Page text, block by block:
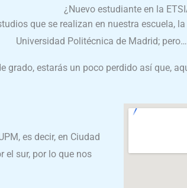
¿Nuevo estudiante en la
que se realizan en nuestra escuela,
Universidad Politécnica de Madrid;
grado, estarás un poco perdido así que,
es decir, en Ciudad
el sur, por lo que nos